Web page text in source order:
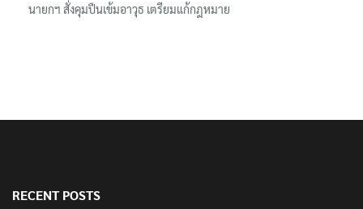
นายกฯ สั่งคุมปืนเข้มอาวุธ เตรียมแก้กฎหมาย
RECENT POSTS